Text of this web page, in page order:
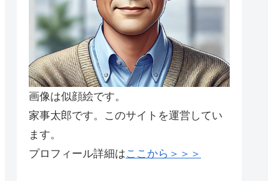
画像は似顔絵です。
家事太郎です。このサイトを運営してい
ます。
プロフィール詳細はここから＞＞＞